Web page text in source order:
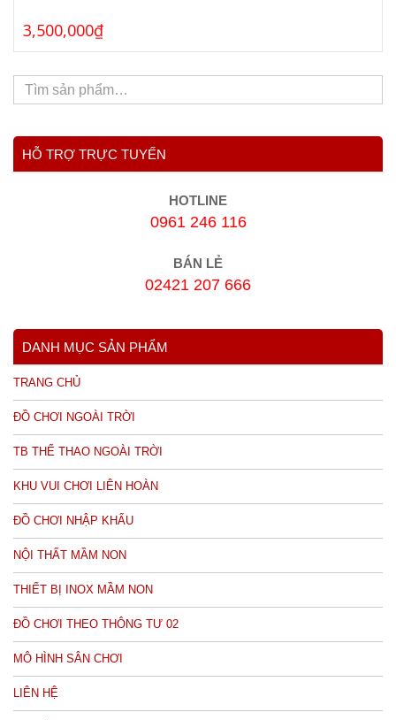
3,500,000₫
HỖ TRỢ TRỰC TUYẾN
HOTLINE
0961 246 116
BÁN LẺ
02421 207 666
DANH MỤC SẢN PHẨM
TRANG CHỦ
ĐỒ CHƠI NGOÀI TRỜI
TB THỂ THAO NGOÀI TRỜI
KHU VUI CHƠI LIÊN HOÀN
ĐỒ CHƠI NHẬP KHẨU
NỘI THẤT MẦM NON
THIẾT BỊ INOX MẦM NON
ĐỒ CHƠI THEO THÔNG TƯ 02
MÔ HÌNH SÂN CHƠI
LIÊN HỆ